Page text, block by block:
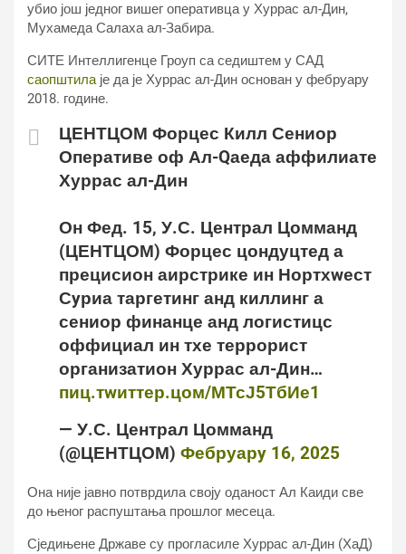
убио још једног вишег оперативца у Хуррас ал-Дин,
Мухамеда Салаха ал-Забира.
СИТЕ Интеллигенце Гроуп са седиштем у САД
саопштила је да је Хуррас ал-Дин основан у фебруару
2018. године.
ЦЕНТЦОМ Форцес Килл Сениор
Оперативе оф Ал-Qаеда аффилиате
Хуррас ал-Дин
Он Фед. 15, У.С. Централ Цомманд
(ЦЕНТЦОМ) Форцес цондуцтед а
прецисион аирстрике ин Нортхwест
Сyриа таргетинг анд киллинг а
сениор финанце анд логистицс
оффициал ин тхе террорист
организатион Хуррас ал-Дин…
пиц.тwиттер.цом/МТсЈ5ТбИе1
— У.С. Централ Цомманд
(@ЦЕНТЦОМ) Фебруарy 16, 2025
Она није јавно потврдила своју оданост Ал Каиди све
до њеног распуштања прошлог месеца.
Сједињене Државе су прогласиле Хуррас ал-Дин (ХаД)